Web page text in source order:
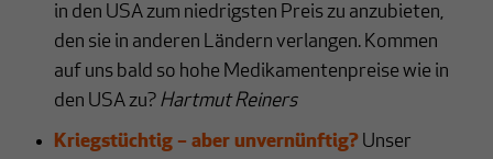
in den USA zum niedrigsten Preis zu anzubieten,
den sie in anderen Ländern verlangen. Kommen
auf uns bald so hohe Medikamentenpreise wie in
den USA zu? Hartmut Reiners
Kriegstüchtig – aber unvernünftig? Unser